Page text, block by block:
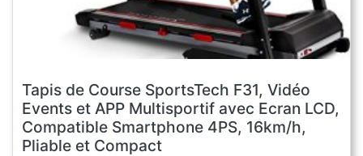
Tapis de Course SportsTech F31, Vidéo
Events et APP Multisportif avec Ecran LCD,
Compatible Smartphone 4PS, 16km/h,
Pliable et Compact